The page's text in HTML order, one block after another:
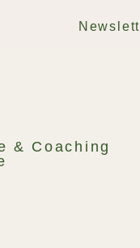
& Coaching